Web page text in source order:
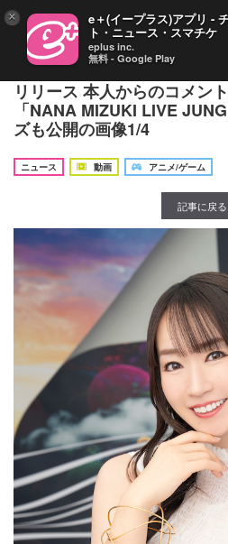
水樹奈々、ニューシングル
リリース 本人からのコメン
「NANA MIZUKI LIVE
ズも公開の画像1/4
ニュース
動画 アニメ/ゲーム
記事に戻る
× e＋(イープラス)アプリ -
ト・ニュース・スマチケ
eplus inc.
無料 - Google Play